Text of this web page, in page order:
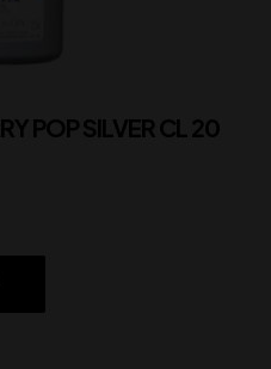
CHAMPAGNE POMMERY POP SILVER CL 20